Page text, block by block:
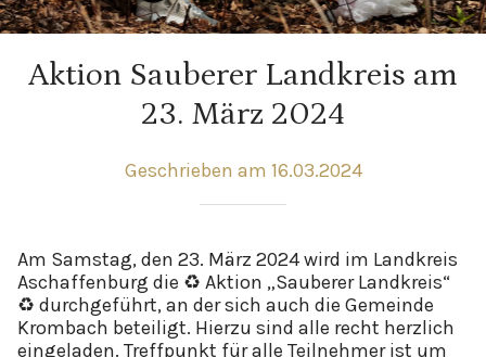
Aktion Sauberer Land­kreis am
23. März 2024
Geschrieben am 16.03.2024
Am Samstag, den 23. März 2024 wird im Landkreis
Aschaffenburg die ♻️ Aktion „Sauberer Landkreis“
♻️ durchgeführt, an der sich auch die Gemeinde
Krombach beteiligt. Hierzu sind alle recht herzlich
eingeladen. Treffpunkt für alle Teilnehmer ist um